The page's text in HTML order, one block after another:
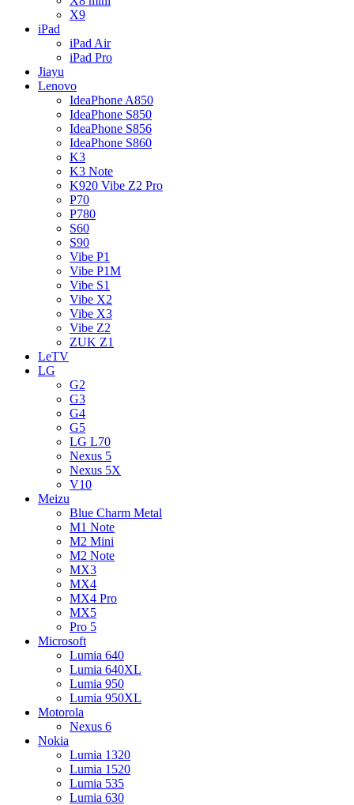
X9
iPad
iPad Air
iPad Pro
Jiayu
Lenovo
IdeaPhone A850
IdeaPhone S850
IdeaPhone S856
IdeaPhone S860
K3
K3 Note
K920 Vibe Z2 Pro
P70
P780
S60
S90
Vibe P1
Vibe P1M
Vibe S1
Vibe X2
Vibe X3
Vibe Z2
ZUK Z1
LeTV
LG
G2
G3
G4
G5
LG L70
Nexus 5
Nexus 5X
V10
Meizu
Blue Charm Metal
M1 Note
M2 Mini
M2 Note
MX3
MX4
MX4 Pro
MX5
Pro 5
Microsoft
Lumia 640
Lumia 640XL
Lumia 950
Lumia 950XL
Motorola
Nexus 6
Nokia
Lumia 1320
Lumia 1520
Lumia 535
Lumia 630